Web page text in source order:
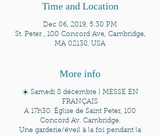
Time and Location
Dec 06, 2019, 5:30 PM
St. Peter , 100 Concord Ave, Cambridge,
MA 02138, USA
More info
☀️ Samedi 8 décembre | MESSE EN
FRANÇAIS
A 17h30. Église de Saint Peter, 100
Concord Av. Cambridge.
Une garderie/éveil à la foi pendant la